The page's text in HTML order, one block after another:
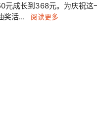
元成长到368元。为庆祝这
奖活...
阅读更多